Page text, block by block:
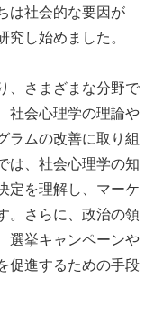
は社会的な要因が
究し始めました。
、さまざまな分野で
社会心理学の理論や
ラムの改善に取り組
は、社会心理学の知
定を理解し、マーケ
。さらに、政治の領
選挙キャンペーンや
促進するための手段